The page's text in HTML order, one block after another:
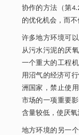
协作的方法（第
的优化机会，而不
许多地方环境可
从污水污泥的厌
一个重大的工程
用沼气的经济可
洲国家，禁止使
市场的一项重要
含量较低，使厌氧
地方环境的另一